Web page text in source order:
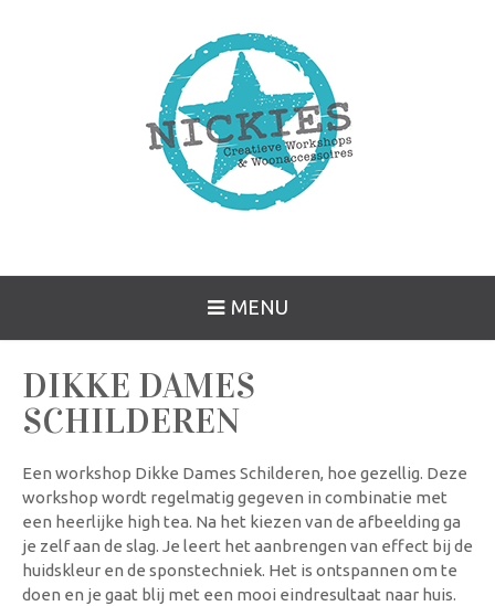
MENU
DIKKE DAMES
SCHILDEREN
Een workshop Dikke Dames Schilderen, hoe gezellig. Deze
workshop wordt regelmatig gegeven in combinatie met
een heerlijke high tea. Na het kiezen van de afbeelding ga
je zelf aan de slag. Je leert het aanbrengen van effect bij de
huidskleur en de sponstechniek. Het is ontspannen om te
doen en je gaat blij met een mooi eindresultaat naar huis.